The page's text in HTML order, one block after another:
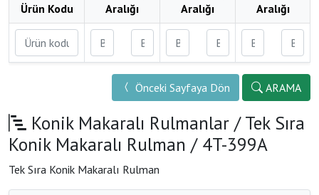
Ürün Kodu
Aralığı
Aralığı
Aralığı
Önceki Sayfaya Dön ARAMA
Konik Makaralı Rulmanlar /Tek Sıra
Konik Makaralı Rulman / 4T-399A
Tek Sıra Konik Makaralı Rulman